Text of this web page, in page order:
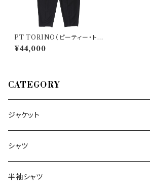
PT TORINO（ピーティー・トリ
ノ） パンツ DODICI 32717
¥44,000
CATEGORY
ジャケット
～44/S
46/M
シャツ
～44/S
半袖シャツ